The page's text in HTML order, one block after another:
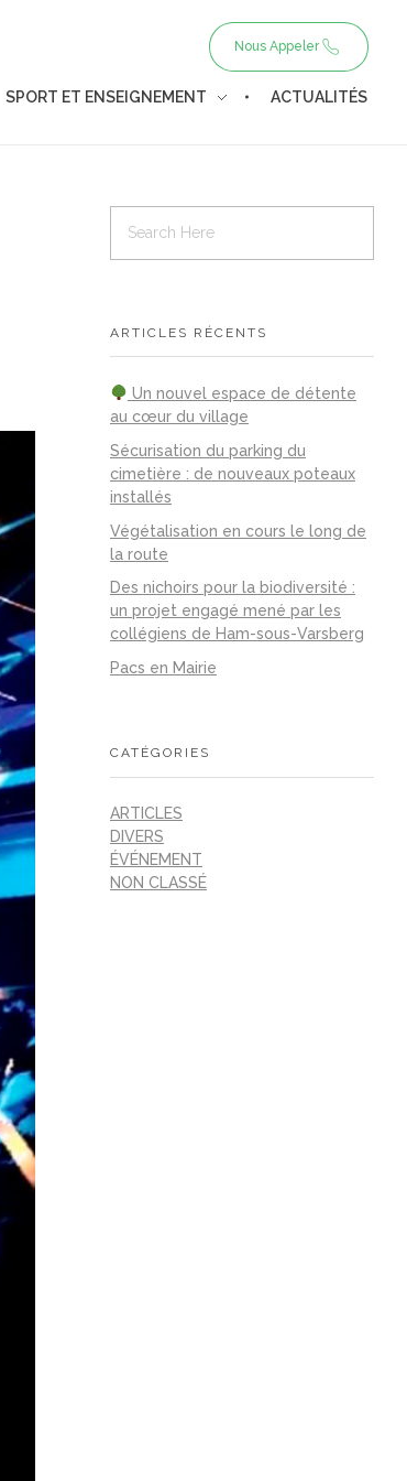
Nous Appeler
SPORT ET ENSEIGNEMENT ACTUALITÉS
ARTICLES RÉCENTS
Un nouvel espace de détente
au cœur du village
Sécurisation du parking du
cimetière : de nouveaux poteaux
installés
Végétalisation en cours le long de
la route
Des nichoirs pour la biodiversité :
un projet engagé mené par les
collégiens de Ham-sous-Varsberg
Pacs en Mairie
CATÉGORIES
ARTICLES
DIVERS
ÉVÉNEMENT
NON CLASSÉ